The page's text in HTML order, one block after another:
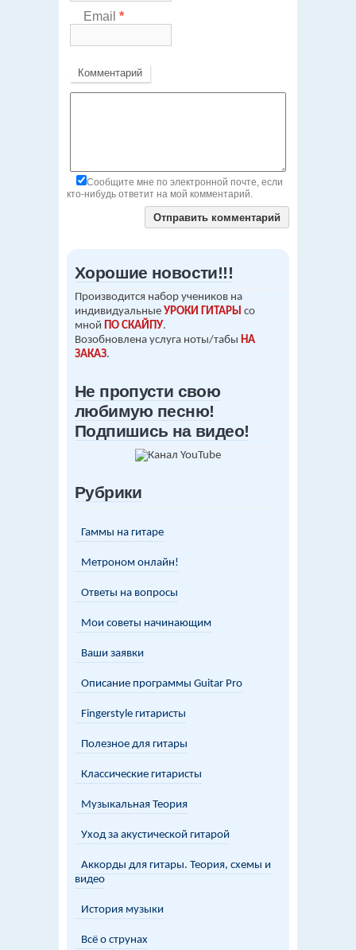
Email *
Комментарий
Сообщите мне по электронной почте, если
кто-нибудь ответит на мой комментарий.
Хорошие новости!!!
Производится набор учеников на
индивидуальные УРОКИ ГИТАРЫ со
мной
ПО СКАЙПУ.
Возобновлена услуга ноты/табы НА
ЗАКАЗ.
Не пропусти свою
любимую песню!
Подпишись на видео!
Рубрики
Гаммы на гитаре
Метроном онлайн!
Ответы на вопросы
Мои советы начинающим
Ваши заявки
Описание программы Guitar Pro
Fingerstyle гитаристы
Полезное для гитары
Классические гитаристы
Музыкальная Теория
Уход за акустической гитарой
Аккорды для гитары. Теория, схемы и
видео
История музыки
Всё о струнах